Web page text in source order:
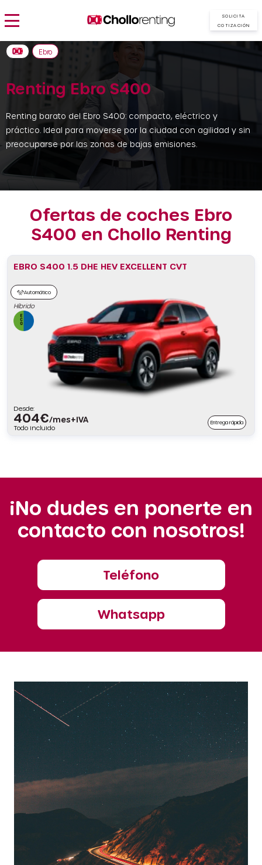
SOLICITA
COTIZACIÓN
Renting Ebro S400
Renting barato del Ebro S400: compacto, eléctrico y
práctico. Ideal para moverse por la ciudad con agilidad y sin
preocuparse por las zonas de bajas emisiones.
Ebro
Ofertas de coches Ebro
S400 en Chollo Renting
EBRO S400 1.5 DHE HEV EXCELLENT CVT
Automático
Híbrido
Desde:
404€/mes+IVA
Todo incluido
Entrega rápida
¡No dudes en ponerte en
contacto con nosotros!
Teléfono
Whatsapp